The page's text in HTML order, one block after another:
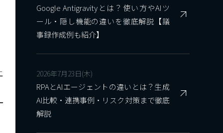
Google Antigravityとは？使い方やAIツ
ール・隠し機能の違いを徹底解説【議
事録作成例も紹介】
2026年7月23日(木)
RPAとAIエージェントの違いとは？生成
AI比較・連携事例・リスク対策まで徹底
解説